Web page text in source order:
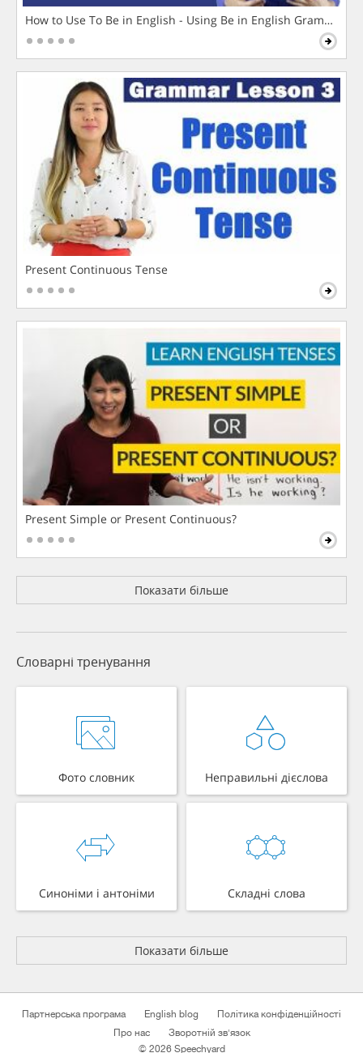
How to Use To Be in English - Using Be in English Grammar
Present Continuous Tense
Present Simple or Present Continuous?
Показати більше
Словарні тренування
Фото словник Неправильні дієслова
Синоніми і антоніми Складні слова
Показати більше
Партнерська програма English blog
Політика конфіденційності
Про нас
Зворотній зв'язок
© 2026 Speechyard